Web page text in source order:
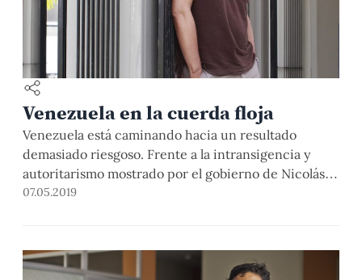
Venezuela en la cuerda floja
Venezuela está caminando hacia un resultado
demasiado riesgoso. Frente a la intransigencia y
autoritarismo mostrado por el gobierno de Nicolás
Maduro, la ruta optada por la oposición puede
Quebrar la lealtad de las Fuerzas Armadas
venezolanas al presidente Maduro resulta, para la
07.05.2019